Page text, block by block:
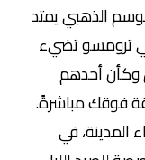
الذهبي يمتد
ترومسو تضيء
وكأن أحدهم
فوقك مباشرةً.
في